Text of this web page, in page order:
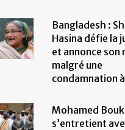
Bangladesh :
Hasina défie la
et annonce son
malgré une
condamnation
Mohamed
s’entretient